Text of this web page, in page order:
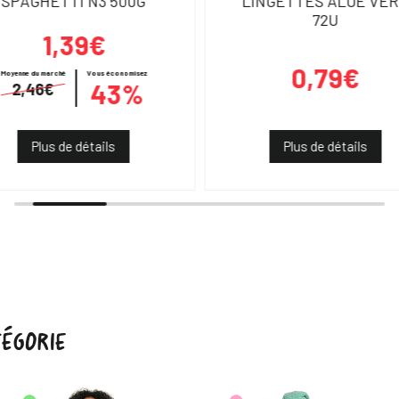
1,39€
Moyenne du marché
2,46€
Vous économisez
43%
Plus de détails
72U
0,79€
Plus de détails